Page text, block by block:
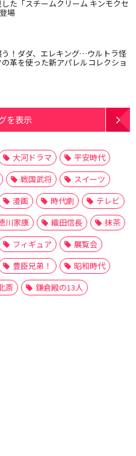
た「スチームクリーム キンモクセ
場
！ダダ、エレキング…ウルトラ怪
革を使った新アパレルコレクショ
を表示
大河ドラマ
平安時代
戦国武将
スイーツ
漫画 時代劇
テレビ
川家康 織田信長
抹茶
フィギュア
展覧会
豊臣兄弟！
昭和時代
斎 鎌倉殿の13人